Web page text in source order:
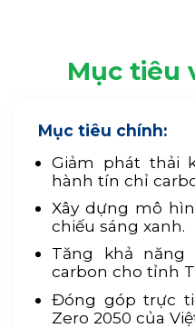
Mục tiêu
Mục tiêu chính:
Giảm phát thải
hành tín chỉ
Xây dựng mô
chiếu sáng xanh.
Tăng khả năng
carbon cho tỉnh
Đóng góp trực
Zero 2050 của